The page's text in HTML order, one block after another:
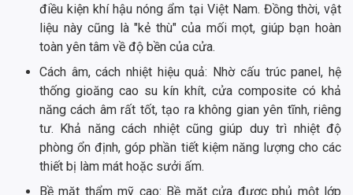
điều kiện khí hậu nóng ẩm tại Việt Nam. Đồng thời, vật
liệu này cũng là "kẻ thù" của mối mọt, giúp bạn hoàn
toàn yên tâm về độ bền của cửa.
Cách âm, cách nhiệt hiệu quả: Nhờ cấu trúc panel, hệ
thống gioăng cao su kín khít, cửa composite có khả
năng cách âm rất tốt, tạo ra không gian yên tĩnh, riêng
tư. Khả năng cách nhiệt cũng giúp duy trì nhiệt độ
phòng ổn định, góp phần tiết kiệm năng lượng cho các
thiết bị làm mát hoặc sưởi ấm.
Bề mặt thẩm mỹ cao: Bề mặt cửa được phủ một lớp